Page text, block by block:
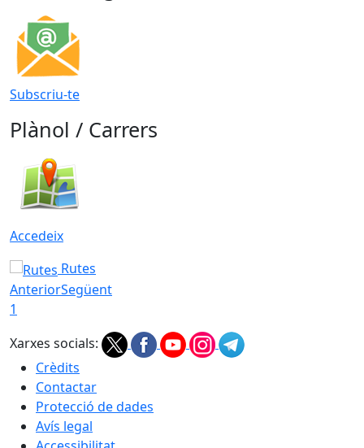
Subscriu-te
Plànol / Carrers
Accedeix
Rutes
AnteriorSegüent
1
Xarxes socials:
Crèdits
Contactar
Protecció de dades
Avís legal